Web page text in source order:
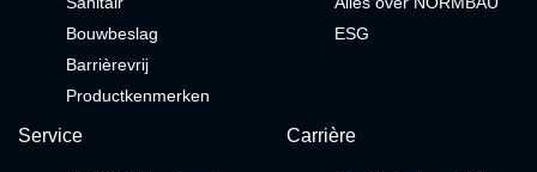
Bouwbeslag
Barrièrevrij
Productkenmerken
ESG
Service Carrière